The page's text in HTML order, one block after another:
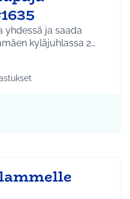
yhdessä ja saada
Linjamäen kyläjuhlassa 2…
Kellokoski
mukaan: Liikunta ja